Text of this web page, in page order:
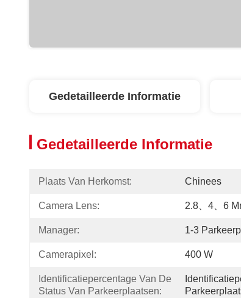
Gedetailleerde Informatie
Gedetailleerde Informatie
Plaats Van Herkomst: Chinees
Camera Lens: 2.8、4、6
Manager: 1-3
Camerapixel: 400 W
Identificatiepercentage Van De
Status Van Parkeerplaatsen: